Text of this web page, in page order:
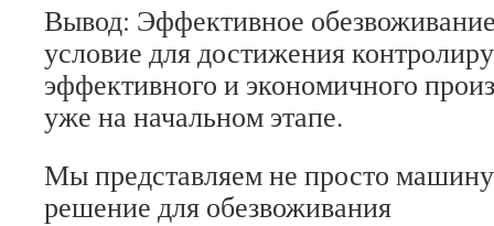
Вывод: Эффективное
условие для достижения
эффективного и экономичного
уже на начальном этапе.
Мы представляем не просто
решение для обезвоживания